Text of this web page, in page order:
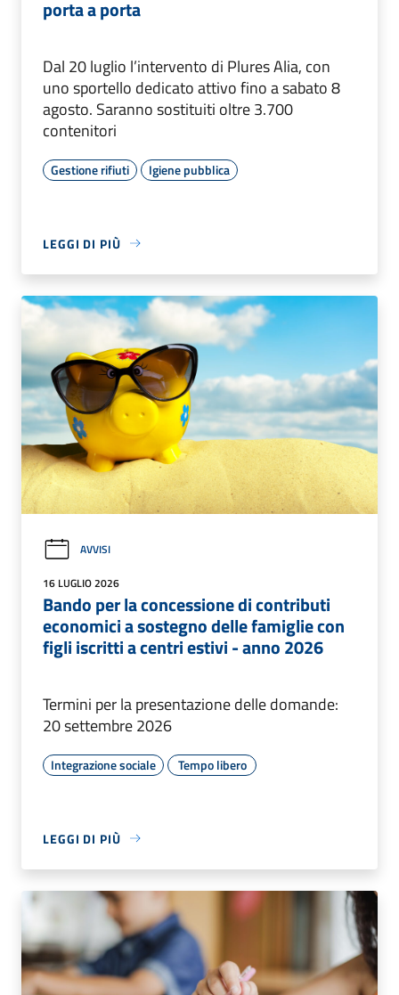
porta a porta
Dal 20 luglio l’intervento di Plures Alia, con
uno sportello dedicato attivo fino a sabato 8
agosto. Saranno sostituiti oltre 3.700
contenitori
Gestione rifiuti Igiene pubblica
LEGGI DI PIÙ
AVVISI
16 LUGLIO 2026
Bando per la concessione di contributi
economici a sostegno delle famiglie con
figli iscritti a centri estivi - anno 2026
Termini per la presentazione delle domande:
20 settembre 2026
Integrazione sociale Tempo libero
LEGGI DI PIÙ